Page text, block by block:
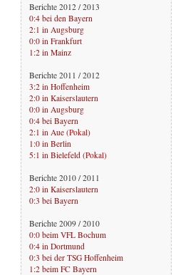
Berichte 2012 / 2013
0:4 bei den Bayern
2:1 in Augsburg
0:0 in Frankfurt
1:2 in Mainz
Berichte 2011 / 2012
3:2 in Hoffenheim
2:0 in Kaiserslautern
0:0 in Augsburg
0:4 bei Bayern
2:1 in Aue (Pokal)
1:0 in Berlin
5:1 in Bielefeld (Pokal)
Berichte 2010 / 2011
2:0 in Kaiserslautern
0:3 bei Bayern
Berichte 2009 / 2010
0:0 beim VFL Bochum
0:4 in Dortmund
0:3 bei der TSG Hoffenheim
1:2 beim FC Bayern